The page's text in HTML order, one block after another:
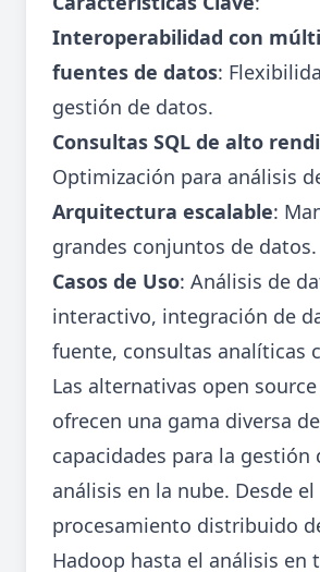
Interoperabilidad con
fuentes de datos:
gestión de datos.
Consultas SQL de alto
Optimización para análisis
Arquitectura escalable:
grandes conjuntos de datos.
Casos de Uso: Análisis de
interactivo, integración de
fuente, consultas analíticas
Las alternativas open
ofrecen una gama diversa de
capacidades para la gestión
análisis en la nube. Desde el
procesamiento distribuido
Hadoop hasta el análisis en